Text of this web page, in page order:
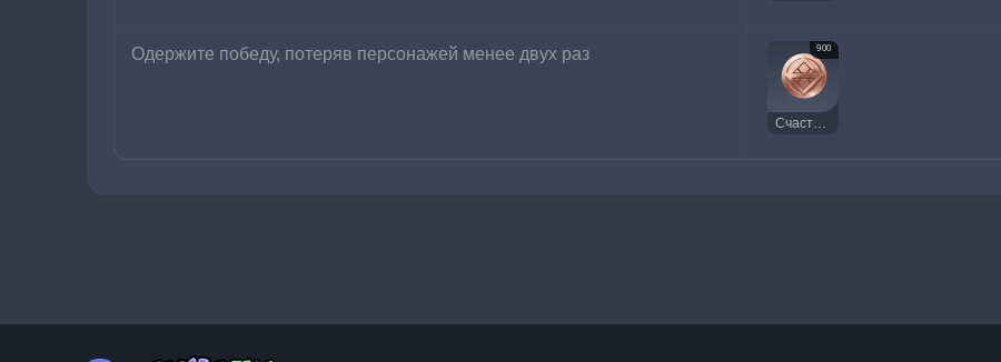
Одержите победу, потеряв персонажей менее двух раз 900
Счастливая монета